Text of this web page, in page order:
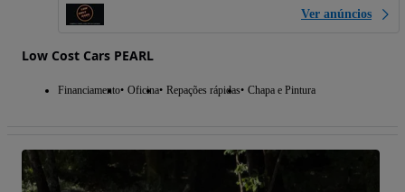
Ver anúncios
Low Cost Cars PEARL
Financiamento Oficina Repações rápidas Chapa e Pintura